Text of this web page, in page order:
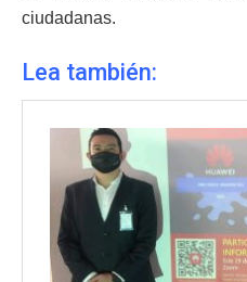
ciudadanas.
Lea también: